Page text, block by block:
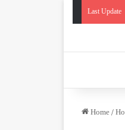
Last Update
Home /